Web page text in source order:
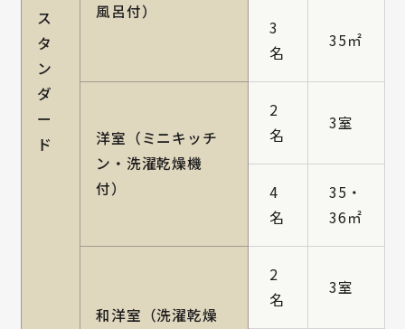
ス
タ
ン
ダ
ー
ド
風呂付）
3
名
35㎡
洋室（ミニキッチ
ン・洗濯乾燥機
付）
2
名
3室
4
名
35・
36㎡
和洋室（洗濯乾燥
2
名
3室